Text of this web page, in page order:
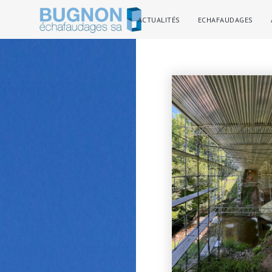
ACTUALITÉS ECHAFAUDAGES